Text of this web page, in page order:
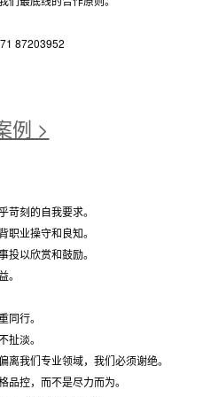
87203952
例 >
刻的自我要求。
业操守和良知。
以欣赏和鼓励。
。
同行。
扯淡。
我们专业领域，我们必须谢绝。
控，而不是尽力而为。